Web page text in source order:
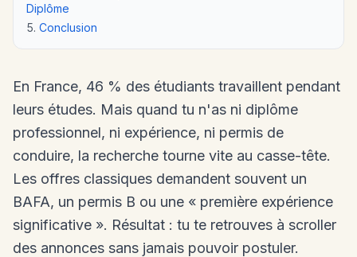
Diplôme
Conclusion
En France, 46 % des étudiants travaillent pendant
leurs études. Mais quand tu n'as ni diplôme
professionnel, ni expérience, ni permis de
conduire, la recherche tourne vite au casse-tête.
Les offres classiques demandent souvent un
BAFA, un permis B ou une « première expérience
significative ». Résultat : tu te retrouves à scroller
des annonces sans jamais pouvoir postuler.